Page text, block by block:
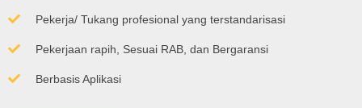
Pekerja/ Tukang profesional yang terstandarisasi
Pekerjaan rapih, Sesuai RAB, dan Bergaransi
Berbasis Aplikasi